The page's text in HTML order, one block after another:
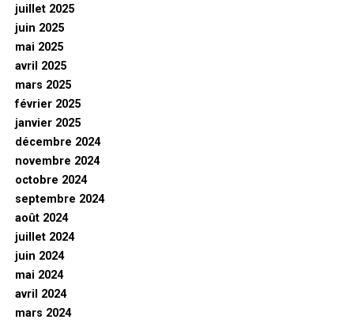
juillet 2025
juin 2025
mai 2025
avril 2025
mars 2025
février 2025
janvier 2025
décembre 2024
novembre 2024
octobre 2024
septembre 2024
août 2024
juillet 2024
juin 2024
mai 2024
avril 2024
mars 2024